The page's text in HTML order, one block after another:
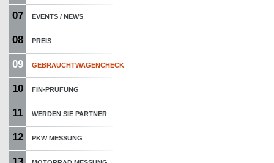
07 EVENTS / NEWS
08 PREIS
09 GEBRAUCHTWAGENCHECK
10 FIN-PRÜFUNG
11 WERDEN SIE PARTNER
12 PKW MESSUNG